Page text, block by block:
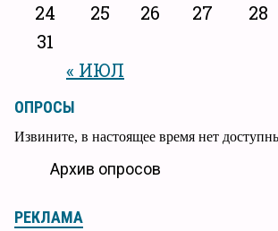
« ИЮЛ
24
25 26 27 28
31
ОПРОСЫ
Извините, в настоящее время нет
Архив опросов
РЕКЛАМА